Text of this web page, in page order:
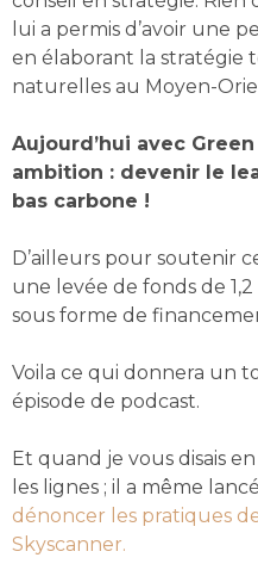
lui a permis d’avoir une
en élaborant la stratégie
naturelles au Moyen-
Aujourd’hui avec
ambition : devenir le
bas carbone !
D’ailleurs pour soutenir
une levée de fonds de
sous forme de
Voila ce qui donnera un
épisode de podcast.
Et quand je vous disais
les lignes ; il a même lancé
dénoncer les pratiques
Skyscanner.